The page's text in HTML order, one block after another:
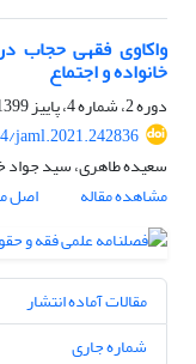
واکاوی فقهی حجاب
خانواده و اجتماع
دوره 2، شماره 4، پاییز 1399، صفحه
jaml.2021.242836
سعیده طاهری، سید جواد
مشاهده مقاله
اصل
مقالات آماده انتشار
شماره جاری